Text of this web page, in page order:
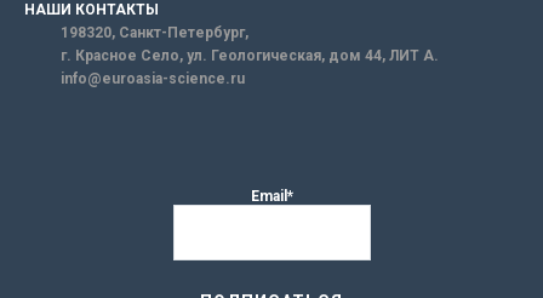
НАШИ КОНТАКТЫ
198320, Санкт-Петербург,
г. Красное Село, ул. Геологическая, дом 44, ЛИТ А.
info@euroasia-science.ru
Email*